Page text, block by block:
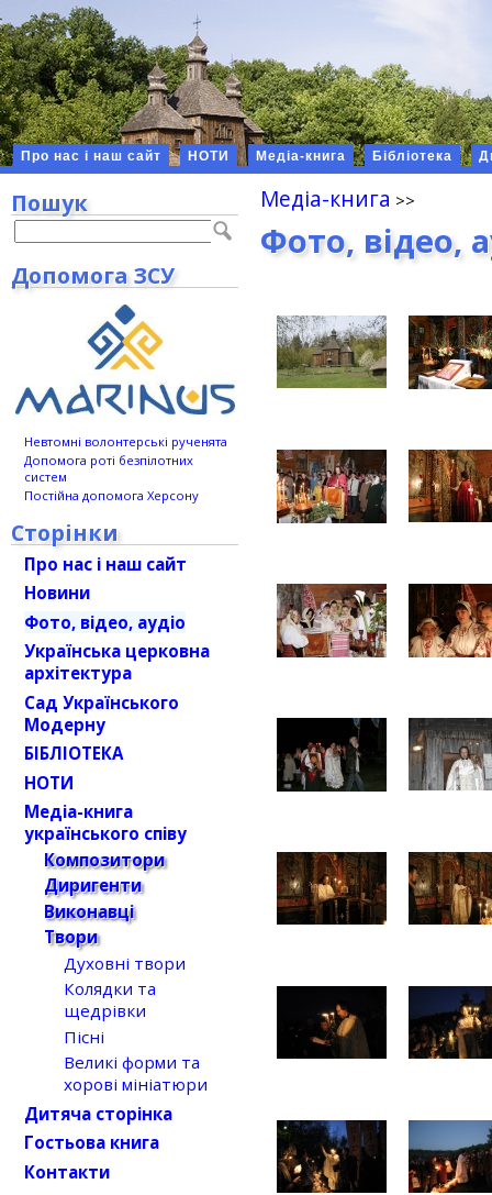
Про нас і наш сайт НОТИ Медіа-книга Бібліотека
Медіа-книга
Фото, відео,
Пошук
Допомога ЗСУ
Невтомні волонтерські рученята
Допомога роті безпілотних
систем
Постійна допомога Херсону
Сторінки
Про нас і наш сайт
Новини
Фото, відео, аудіо
Українська церковна
архітектура
Сад Українського
Модерну
БІБЛІОТЕКА
НОТИ
Медіа-книга
українського співу
Композитори
Диригенти
Виконавці
Твори
Духовні твори
Колядки та
щедрівки
Пісні
Великі форми та
хорові мініатюри
Дитяча сторінка
Гостьова книга
Контакти